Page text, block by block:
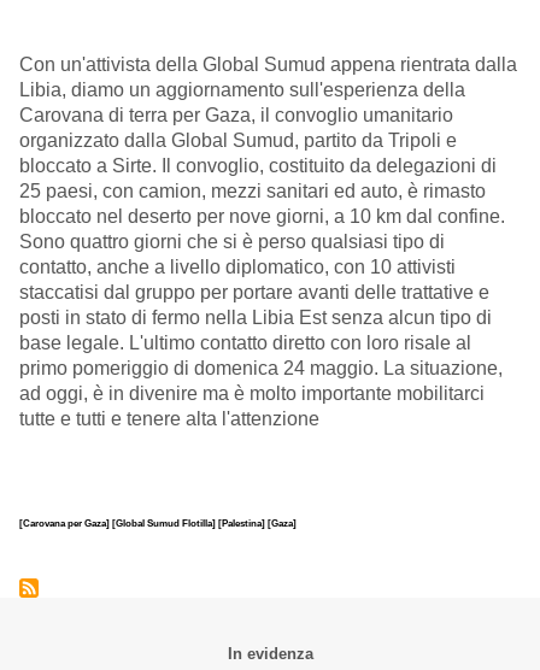
Con un'attivista della Global Sumud appena rientrata dalla
Libia, diamo un aggiornamento sull'esperienza della
Carovana di terra per Gaza, il convoglio umanitario
organizzato dalla Global Sumud, partito da Tripoli e
bloccato a Sirte. Il convoglio, costituito da delegazioni di
25 paesi, con camion, mezzi sanitari ed auto, è rimasto
bloccato nel deserto per nove giorni, a 10 km dal confine.
Sono quattro giorni che si è perso qualsiasi tipo di
contatto, anche a livello diplomatico, con 10 attivisti
staccatisi dal gruppo per portare avanti delle trattative e
posti in stato di fermo nella Libia Est senza alcun tipo di
base legale. L'ultimo contatto diretto con loro risale al
primo pomeriggio di domenica 24 maggio. La situazione,
ad oggi, è in divenire ma è molto importante mobilitarci
tutte e tutti e tenere alta l'attenzione
[Carovana per Gaza] [Global Sumud Flotilla] [Palestina] [Gaza]
In evidenza